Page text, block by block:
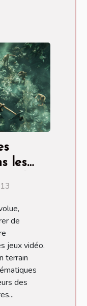
les
de
jeux vidéo.
terrain
des